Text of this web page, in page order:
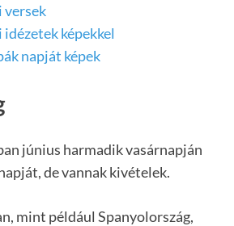
versek
idézetek képekkel
napját képek
június harmadik vasárnapján
de vannak kivételek.
mint például Spanyolország,